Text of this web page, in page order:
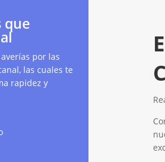
que
por las
las cuales te
rapidez y